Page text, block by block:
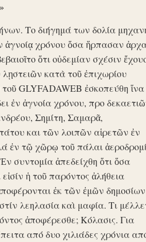
Το διήγημά των δολία
ἀγνοίᾳ χρόνου ὅσα ἥρπασαν
ὅτι οὐδεμίαν σχέσιν
κατὰ τοῦ ἐπιχωρίου
GLYFADAWEB ἐσκοπεύθη ἵνα
ἐν ἀγνοία χρόνου, προ
Σημίτη, Σαμαρᾶ,
και τῶν λοιπῶν αἱρετῶν ἐν
ἐν τῷ χῶρῳ τοῦ πάλαι
συντομία ἀπεδείχθη ὅτι ὅσα
ἡ τοῦ παρόντος ἀλήθεια
ἐκ τῶν ἐμῶν δημοσίων
λεηλασία καὶ μαφία. Τι
ἀποφέρεσθε; Κόλασις. Για
από δυο χιλιάδες χρόνια